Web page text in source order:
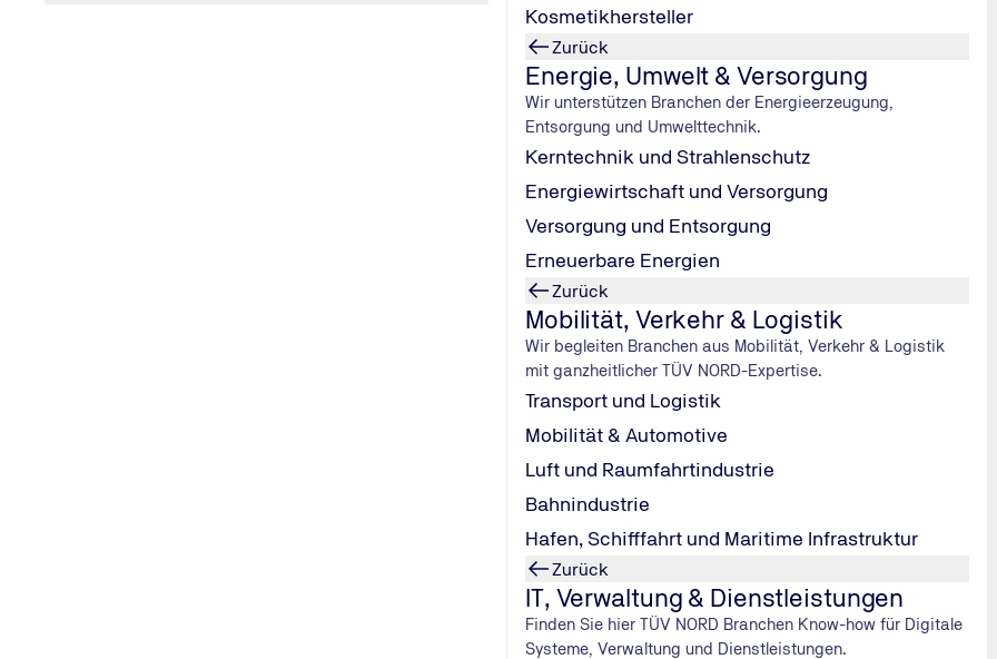
Kosmetikhersteller
Zurück
Energie, Umwelt & Versorgung
Wir unterstützen Branchen der Energieerzeugung,
Entsorgung und Umwelttechnik.
Kerntechnik und Strahlenschutz
Energiewirtschaft und Versorgung
Versorgung und Entsorgung
Erneuerbare Energien
Zurück
Mobilität, Verkehr & Logistik
Wir begleiten Branchen aus Mobilität, Verkehr & Logistik
mit ganzheitlicher TÜV NORD-Expertise.
Transport und Logistik
Mobilität & Automotive
Luft und Raumfahrtindustrie
Bahnindustrie
Hafen, Schifffahrt und Maritime Infrastruktur
Zurück
IT, Verwaltung & Dienstleistungen
Finden Sie hier TÜV NORD Branchen Know-how für Digitale
Systeme, Verwaltung und Dienstleistungen.